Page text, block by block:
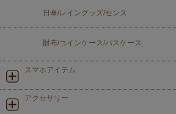
日傘/レイングッズ/センス
財布/コインケース/パスケース
スマホアイテム
アクセサリー